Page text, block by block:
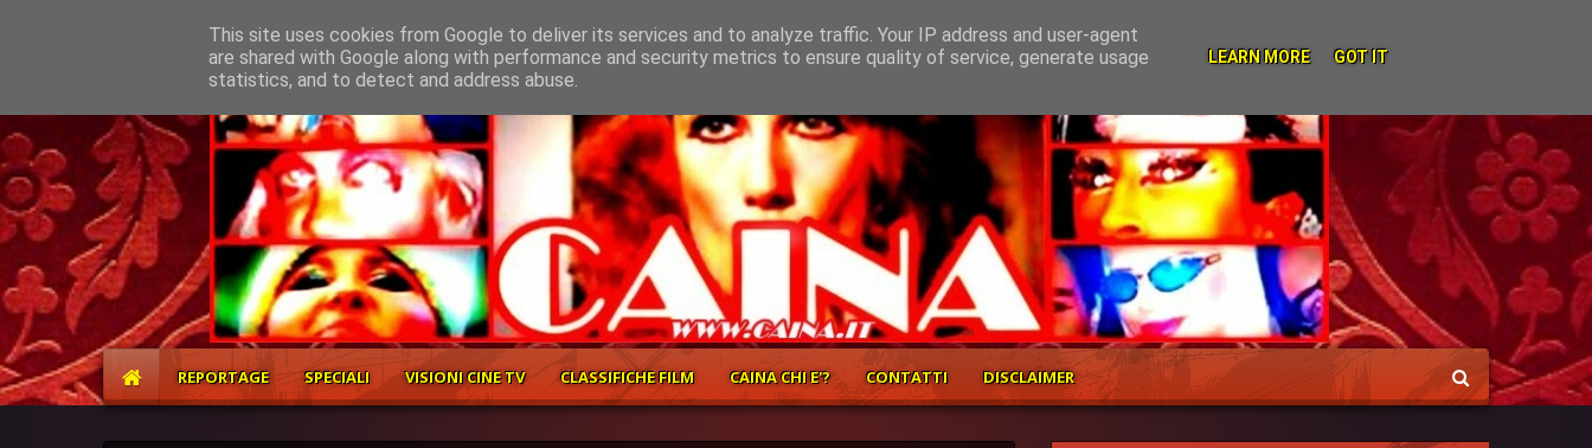
REPORTAGE SPECIALI VISIONI CINE TV CLASSIFICHE FILM CAINA CHI E'? CONTATTI DISCLAIMER
This site uses cookies from Google to deliver its services and to analyze traffic. Your IP address and user-agent
are shared with Google along with performance and security metrics to ensure quality of service, generate usage
statistics, and to detect and address abuse.
LEARN MORE GOT IT